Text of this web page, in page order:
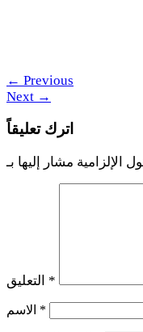
← Previous
Next →
اترك تعليقاً
*
*